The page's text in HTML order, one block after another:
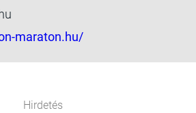
maraton.hu/
Hirdetés